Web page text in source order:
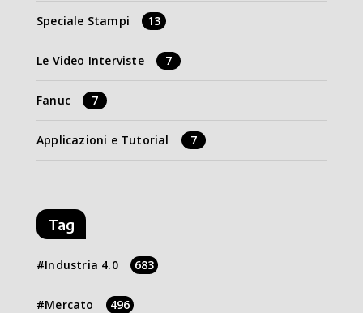
Speciale Stampi 13
Le Video Interviste 7
Fanuc 7
Applicazioni e Tutorial 7
Tag
Industria 4.0 683
Mercato 496